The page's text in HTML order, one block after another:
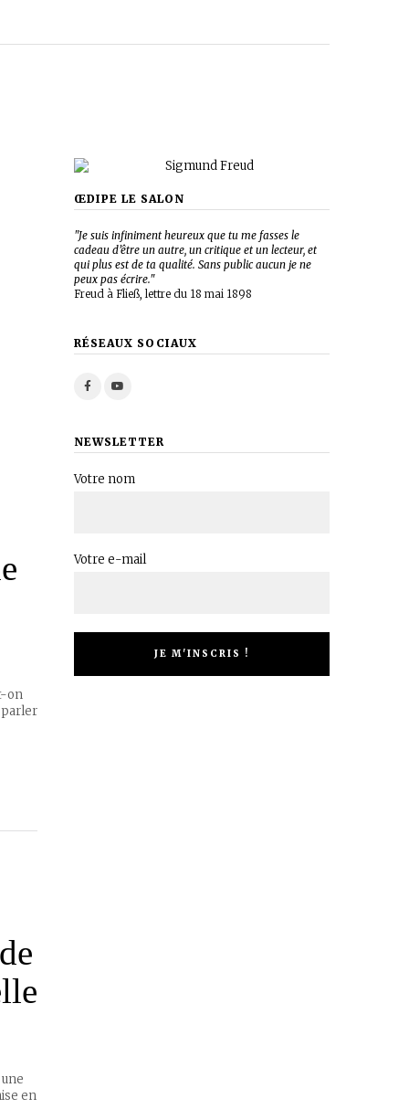
on
parler
en
ŒDIPE LE SALON
"Je suis infiniment heureux que tu me fasses le
cadeau d’être un autre, un critique et un lecteur, et
qui plus est de ta qualité. Sans public aucun je ne
peux pas écrire."
Freud à Fließ, lettre du 18 mai 1898
RÉSEAUX SOCIAUX
NEWSLETTER
Votre nom
Votre e-mail